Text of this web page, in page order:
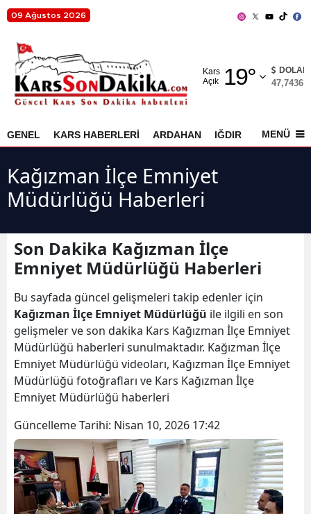
09 Ağustos 2026
Kars
Açık
19°
Adıyaman
Ağrı
Ankara
Aydın
Balıkesir
Bilecik
Bingöl
Bitlis
Burdur
Bursa
Çanakkale
DOLAR
47,7436
GENEL KARS HABERLERİ ARDAHAN IĞDIR AKYAKA
MENÜ
Kağızman İlçe Emniyet
Müdürlüğü Haberleri
Son Dakika Kağızman İlçe
Emniyet Müdürlüğü Haberleri
Bu sayfada güncel gelişmeleri takip edenler için
Kağızman İlçe Emniyet Müdürlüğü ile ilgili en son
gelişmeler ve son dakika Kars Kağızman İlçe Emniyet
Müdürlüğü haberleri sunulmaktadır. Kağızman İlçe
Emniyet Müdürlüğü videoları, Kağızman İlçe Emniyet
Müdürlüğü fotoğrafları ve Kars Kağızman İlçe
Emniyet Müdürlüğü haberleri
Güncelleme Tarihi: Nisan 10, 2026 17:42